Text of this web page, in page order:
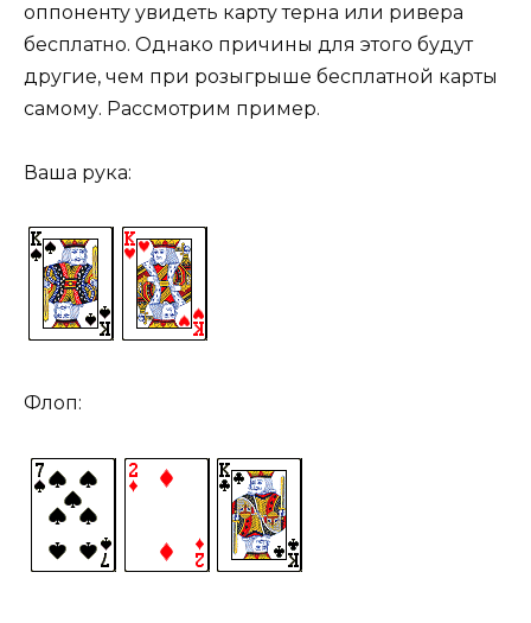
оппоненту увидеть карту терна или ривера
бесплатно. Однако причины для этого будут
другие, чем при розыгрыше бесплатной карты
самому. Рассмотрим пример.
Ваша рука:
Флоп: